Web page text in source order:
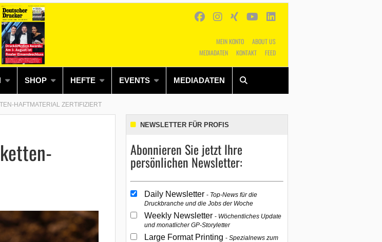
MEIN KONTO
ABOUT US
MEDIADATEN
KONTAKT FEED
SHOP HEFTE EVENTS MEDIADATEN
Alles Shop SUCHEN
HAFTMATERIAL ZERTIFIZIERT
NEWSLETTER FÜR PROFIS
Abonnieren Sie jetzt Ihre
persönlichen Newsletter:
Daily Newsletter Top-News für die
Druckbranche und die Jobs der Woche
Weekly Newsletter Wöchentliches Update
und monatlicher GP-Storyletter
Large Format Printing Spezialnews zum